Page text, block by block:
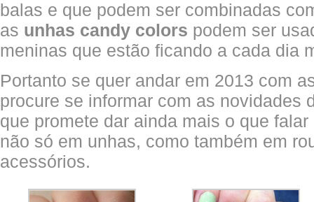
balas e que podem ser combinadas
as unhas candy colors podem ser
meninas que estão ficando a cada dia
Portanto se quer andar em 2013 com
procure se informar com as novidades
que promete dar ainda mais o que
não só em unhas, como também em
acessórios.